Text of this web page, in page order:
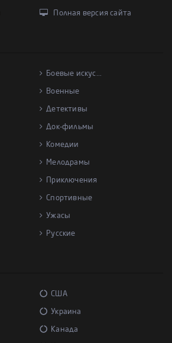
Полная версия сайта
Боевые искус...
Военные
Детективы
Док-фильмы
Комедии
Мелодрамы
Приключения
Спортивные
Ужасы
Русские
США
Украина
Канада